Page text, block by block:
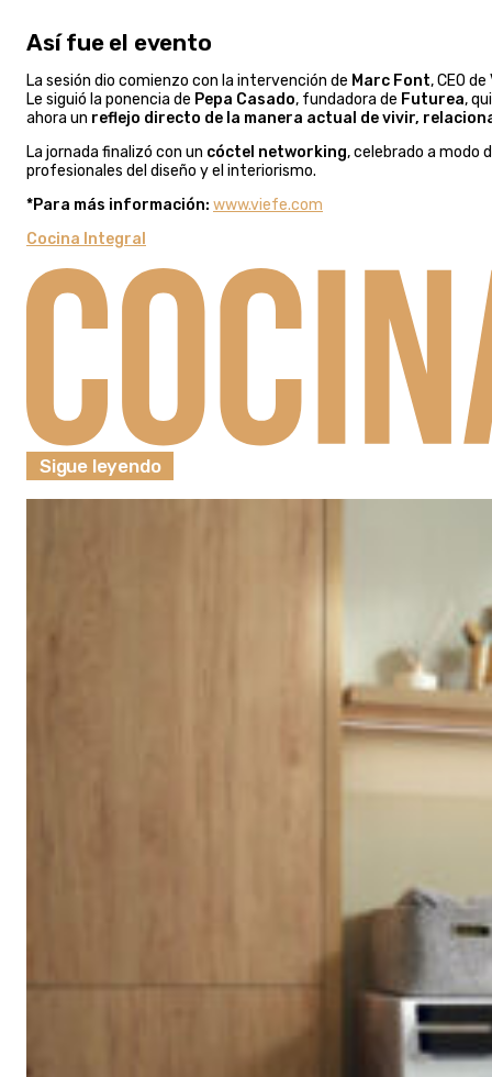
Así fue el evento
La sesión dio comienzo con la intervención de Marc Font, CEO
Le siguió la ponencia de Pepa Casado, fundadora de Futurea,
ahora un reflejo directo de la manera actual de vivir,
La jornada finalizó con un cóctel networking, celebrado a modo
profesionales del diseño y el interiorismo.
*Para más información: www.viefe.com
Cocina Integral
Sigue leyendo